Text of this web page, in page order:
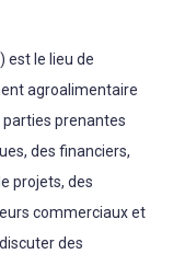
est le lieu de
agroalimentaire
prenantes
des financiers,
projets, des
commerciaux et
des